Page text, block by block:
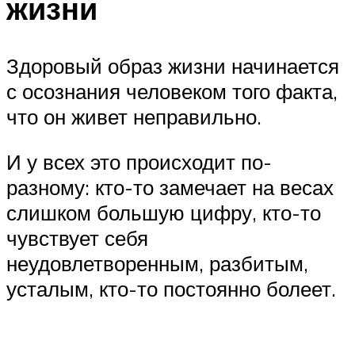
жизни
Здоровый образ жизни начинается
с осознания человеком того факта,
что он живет неправильно.
И у всех это происходит по-
разному: кто-то замечает на весах
слишком большую цифру, кто-то
чувствует себя
неудовлетворенным, разбитым,
усталым, кто-то постоянно болеет.